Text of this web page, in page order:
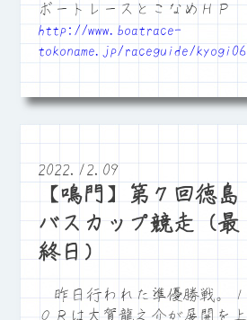
ボートレースとこなめＨＰ
http://www.boatrace-
tokoname.jp/raceguide/kyogi06
2022.12.09
【鳴門】第７回徳島
バスカップ競走（最
終日）
昨日行われた準優勝戦。１
０Ｒは大賀龍之介が展開を上